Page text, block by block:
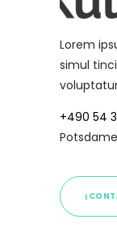
Lorem
simul
+490 54